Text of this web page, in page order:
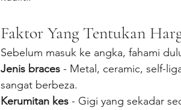
Faktor Yang Tentukan
Sebelum masuk ke angka, fahami
Jenis braces - Metal, ceramic, self-
sangat berbeza.
Kerumitan kes - Gigi yang sekadar